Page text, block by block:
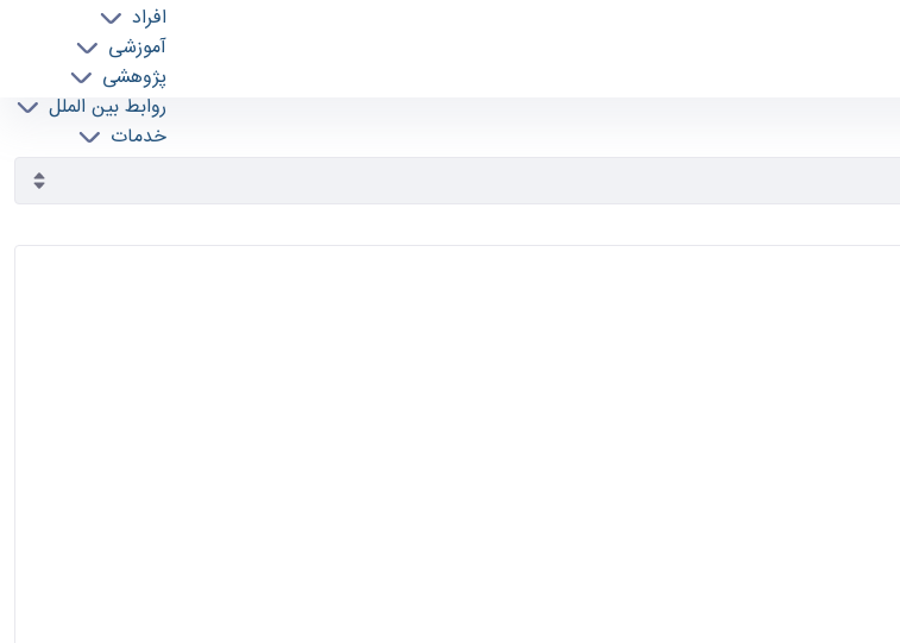
افراد
آموزشی
پژوهشی
روابط بین الملل
خدمات